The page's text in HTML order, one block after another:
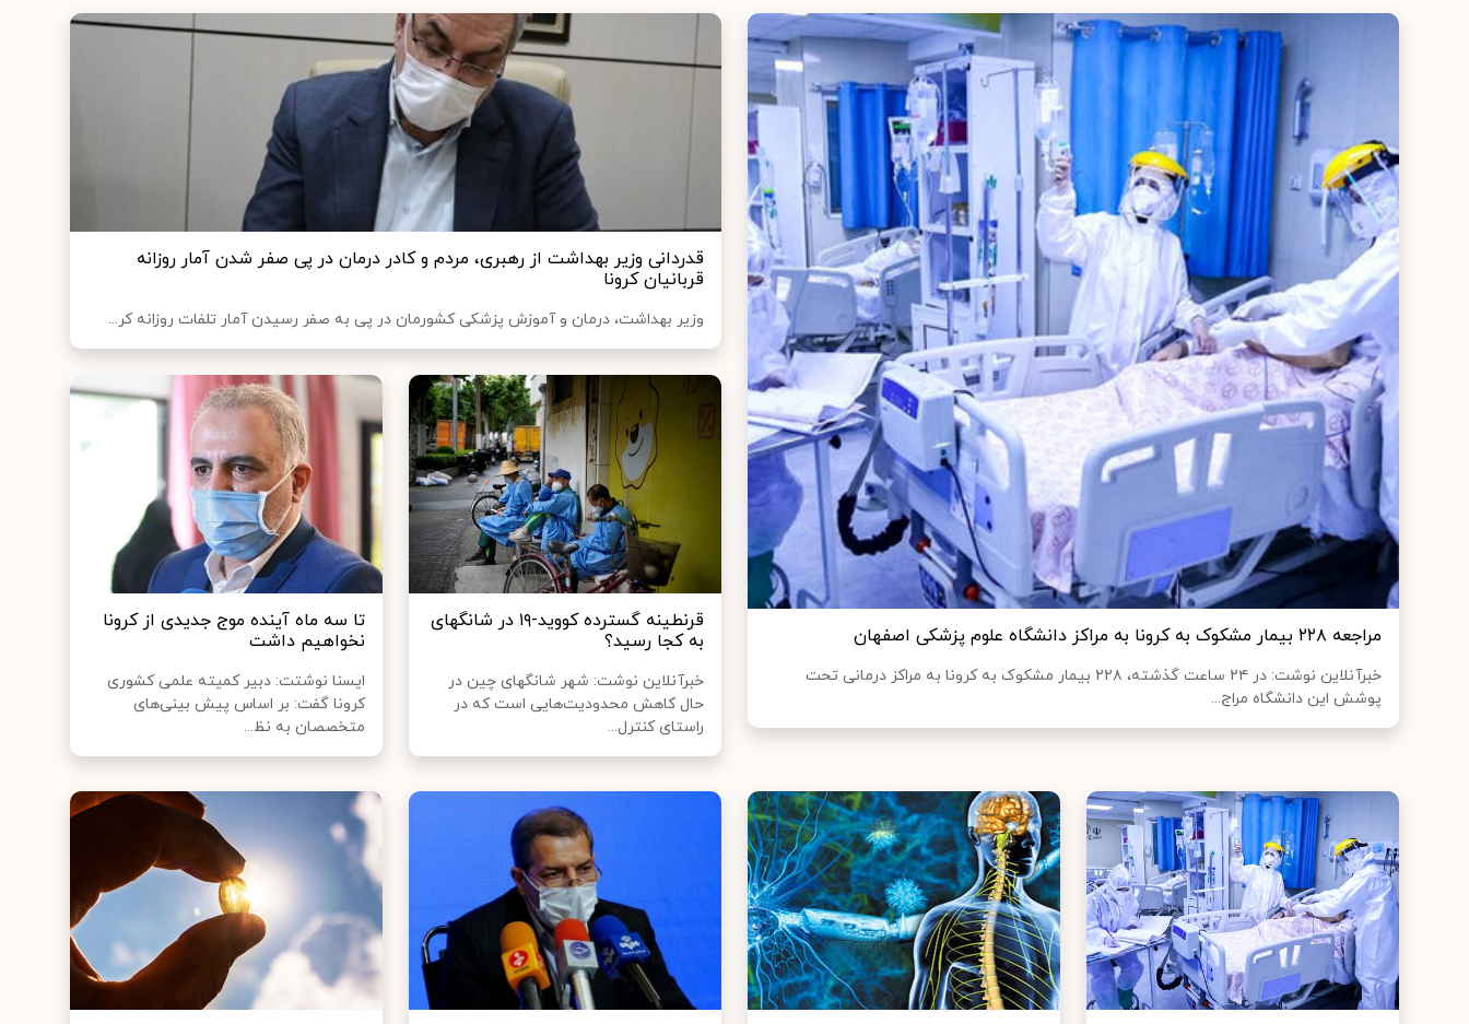
مراجعه ۲۲۸ بیمار مشکوک به کرونا به مراکز دانشگاه علوم پزشکی اصفهان
خبرآنلاین نوشت: در ۲۴ ساعت گذشته، ۲۲۸ بیمار مشکوک به کرونا به مراکز درمانی تحت
پوشش این دانشگاه مراج...
قدردانی وزیر بهداشت از رهبری، مردم و کادر درمان در پی صفر شدن آمار روزانه
قربانیان کرونا
وزیر بهداشت، درمان و آموزش پزشکی کشورمان در پی به صفر رسیدن آمار تلفات روزانه کر...
قرنطینه‌ گسترده کووید-۱۹ در شانگهای
به کجا رسید؟
خبرآنلاین نوشت: شهر شانگهای چین در
حال کاهش محدودیت‌هایی است که در
راستای کنترل...
تا سه ماه آینده موج جدیدی از کرونا
نخواهیم داشت
ایسنا نوشتت: دبیر کمیته علمی کشوری
کرونا گفت: بر اساس پیش بینی‌های
متخصصان به نظ...